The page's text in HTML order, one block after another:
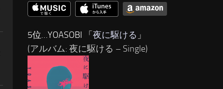
5位…YOASOBI 「 夜に駆ける 」
(アルバム: 夜に駆ける – Single)